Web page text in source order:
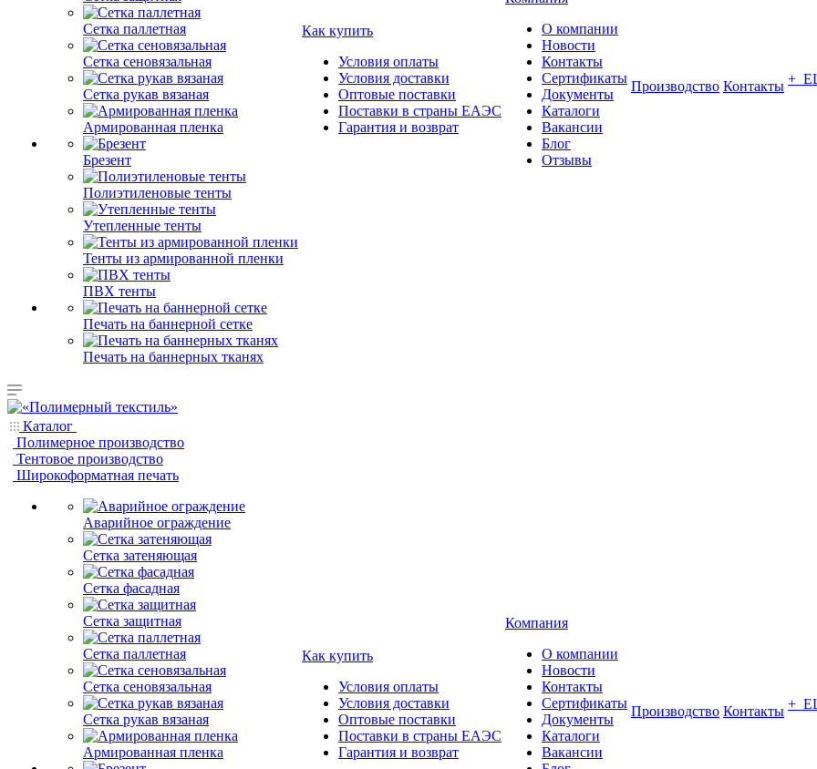
Сетка паллетная
Сетка сеновязальная
Сетка рукав вязаная
Армированная пленка
Брезент
Полиэтиленовые тенты
Утепленные тенты
Тенты из армированной пленки
ПВХ тенты
Печать на баннерной сетке
Печать на баннерных тканях
Как купить
Условия оплаты
Условия доставки
Оптовые поставки
Поставки в страны ЕАЭС
Гарантия и возврат
О компании
Новости
Контакты
Сертификаты
Документы
Каталоги
Вакансии
Блог
Отзывы
Производство Контакты +
Каталог
Полимерное производство
Тентовое производство
Широкоформатная печать
Аварийное ограждение
Сетка затеняющая
Сетка фасадная
Сетка защитная
Сетка паллетная
Сетка сеновязальная
Сетка рукав вязаная
Армированная пленка
Как купить
Условия оплаты
Условия доставки
Оптовые поставки
Поставки в страны ЕАЭС
Гарантия и возврат
Компания
О компании
Новости
Контакты
Сертификаты
Документы
Каталоги
Вакансии
Производство Контакты +